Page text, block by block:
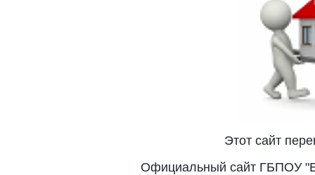
Этот сайт
Официальный сайт ГБПОУ